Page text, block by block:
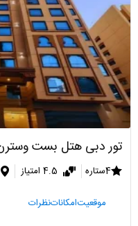
تور دبی هتل بست وسترن
4ستاره 4.5 امتیاز
موقعیتامکاناتنظرات